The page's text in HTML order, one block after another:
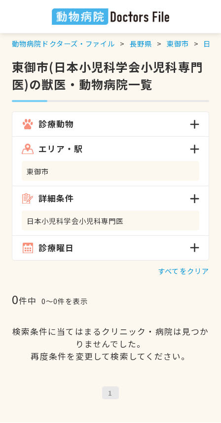
動物病院ドクターズ・ファイル 長野県 東御市 日本
東御市(日本小児科学会小児科専門
医)の獣医・動物病院一覧
診療動物
エリア・駅
東御市
詳細条件
日本小児科学会小児科専門医
診療曜日
すべてをクリア
0件中 0〜0件を表示
検索条件に当てはまるクリニック・病院は見つか
りませんでした。
再度条件を変更して検索してください。
1